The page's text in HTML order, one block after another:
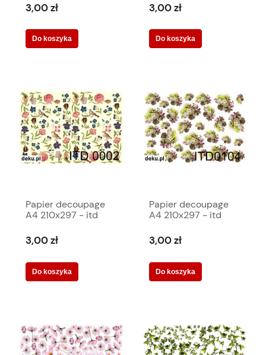
3,00 zł
Do koszyka
3,00 zł
Do koszyka
Papier decoupage
A4 210x297 - itd
3,00 zł
Do koszyka
Papier decoupage
A4 210x297 - itd
3,00 zł
Do koszyka